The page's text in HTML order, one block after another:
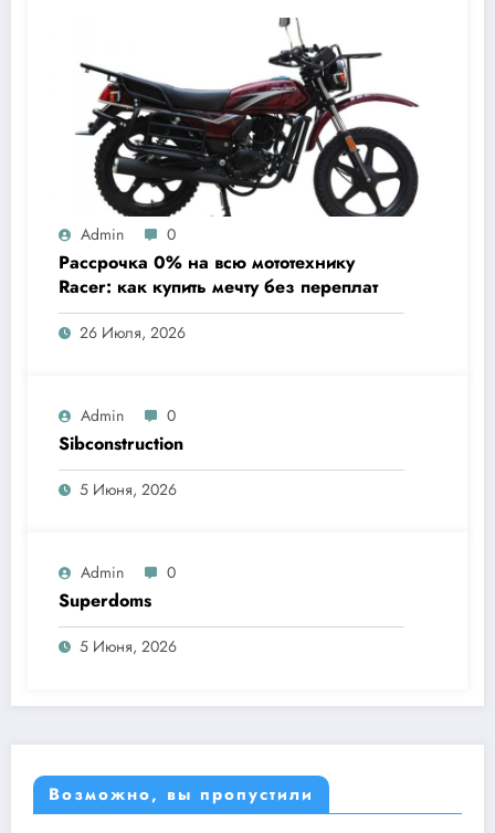
Admin 0
Рассрочка 0% на всю мототехнику
Racer: как купить мечту без переплат
26 Июля, 2026
Admin 0
Sibconstruction
5 Июня, 2026
Admin 0
Superdoms
5 Июня, 2026
Возможно, вы пропустили